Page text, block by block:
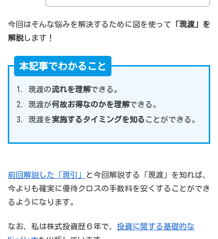
今回はそんな悩みを解決するために図を使って 「現渡」を
解説します！
本記事でわかること
現渡の流れを理解できる。
現渡が何故お得なのかを理解できる。
現渡を実施するタイミングを知る ことができる。
前回解説した「現引」
と今回解説する「現渡」を知れば、
今よりも確実に優待クロスの手数料を安くすることができ
るようになります。
なお、私は株式投資歴６年で、 投資に関する基礎的な